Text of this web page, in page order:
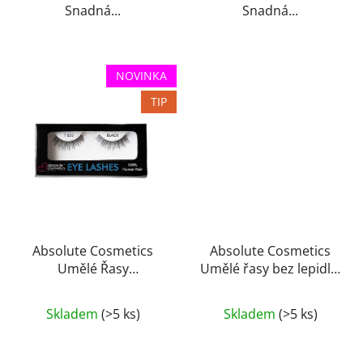
Snadná...
Snadná...
NOVINKA
TIP
Absolute Cosmetics
Umělé Řasy
Skladem (>5 ks)
Absolute Cosmetics
Umělé řasy bez lepidla,
Skladem (>5 ks)